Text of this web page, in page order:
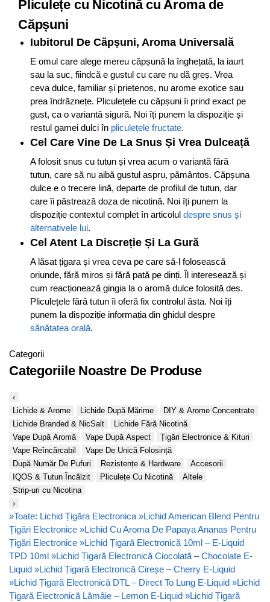
Pliculețe cu Nicotină cu Aroma de
Căpșuni
Iubitorul De Căpșuni, Aroma Universală
E omul care alege mereu căpșună la înghețată, la iaurt
sau la suc, fiindcă e gustul cu care nu dă greș. Vrea
ceva dulce, familiar și prietenos, nu arome exotice sau
prea îndrăznețe. Pliculețele cu căpșuni îi prind exact pe
gust, ca o variantă sigură. Noi îți punem la dispoziție și
restul gamei dulci în pliculețele fructate.
Cel Care Vine De La Snus Și Vrea Dulceață
A folosit snus cu tutun și vrea acum o variantă fără
tutun, care să nu aibă gustul aspru, pământos. Căpșuna
dulce e o trecere lină, departe de profilul de tutun, dar
care îi păstrează doza de nicotină. Noi îți punem la
dispoziție contextul complet în articolul despre snus și
alternativele lui.
Cel Atent La Discreție Și La Gură
A lăsat țigara și vrea ceva pe care să-l folosească
oriunde, fără miros și fără pată pe dinți. Îl interesează și
cum reacționează gingia la o aromă dulce folosită des.
Pliculețele fără tutun îi oferă fix controlul ăsta. Noi îți
punem la dispoziție informația din ghidul despre
sănătatea orală.
Categorii
Categoriile Noastre De Produse
‹
Lichide & Arome
Lichide După Mărime
DIY & Arome Concentrate
Lichide Branded & NicSalt
Lichide Fără Nicotină
Vape După Aromă
Vape După Aspect
Țigări Electronice & Kituri
Vape Reîncărcabil
Vape De Unică Folosință
După Număr De Pufuri
Rezistențe & Hardware
Accesorii
IQOS & Tutun Încălzit
Pliculețe Cu Nicotină
Altele
Strip-uri cu Nicotina
›
»Toate: Lichid Țigăra Electronica »Lichid American Blend Pentru
Țigări Electronice »Lichid Cu Aroma De Papaya Ananas Pentru
Țigări Electronice »Lichid Țigară Electronică 10ml – E-Liquid
TPD 10ml »Lichid Țigară Electronică Ciocolată – Chocolate E-
Liquid »Lichid Țigară Electronică Cireșe – Cherry E-Liquid
»Lichid Țigară Electronică DTL – Direct To Lung E-Liquid »Lichid
Țigară Electronică Lămâie – Lemon E-Liquid »Lichid Țigară